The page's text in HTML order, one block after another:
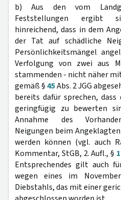
b) Aus den vom
Feststellungen ergibt
hinreichend, dass in dem
der Tat auf schädliche
Persönlichkeitsmängel
Verfolgung von zwei aus
stammenden - nicht näher
gemäß §45Abs. 2 JGG
bereits dafür sprechen,
geringfügig zu bewerten
Annahme des
Neigungen beim
werden können (vgl. auch
Kommentar, StGB, 2. Aufl., §
Entsprechendes gilt auch
wegen eines im
Diebstahls, das mit einer